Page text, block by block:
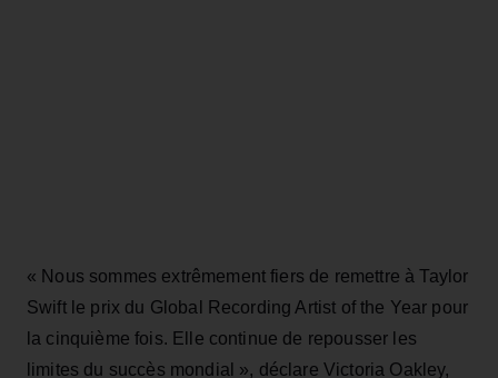
« Nous sommes extrêmement fiers de remettre à Taylor
Swift le prix du Global Recording Artist of the Year pour
la cinquième fois. Elle continue de repousser les
limites du succès mondial », déclare Victoria Oakley,